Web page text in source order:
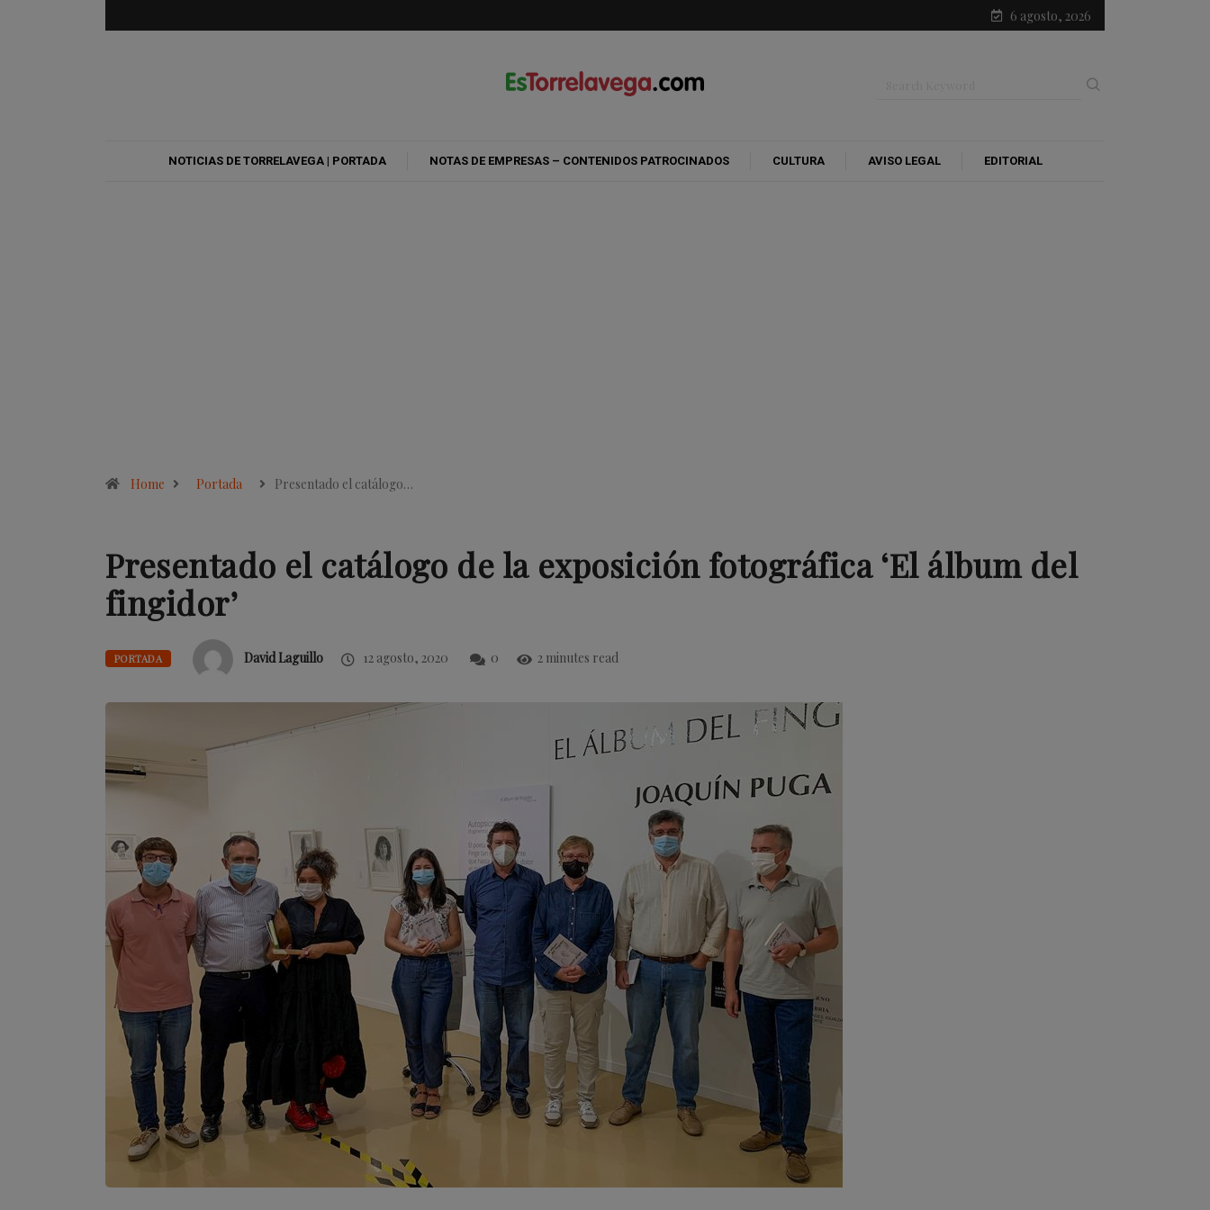
6 agosto, 2026
NOTICIAS DE TORRELAVEGA | PORTADA NOTAS DE EMPRESAS – CONTENIDOS PATROCINADOS CULTURA AVISO LEGAL EDITORIAL
Home Portada Presentado el catálogo…
Presentado el catálogo de la exposición fotográfica ‘El álbum del
fingidor’
PORTADA David Laguillo 12 agosto, 2020 0 2 minutes read